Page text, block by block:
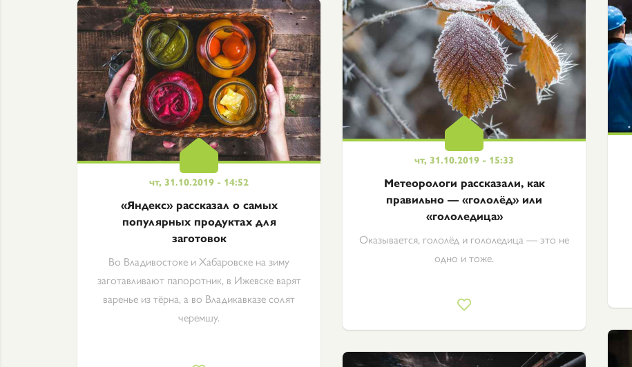
чт, 31.10.2019 - 15:33
Метеорологи рассказали, как
правильно — «гололёд» или
«гололедица»
Оказывается, гололёд и гололедица — это не
одно и тоже.
чт, 31.10.2019 - 14:52
«Яндекс» рассказал о самых
популярных продуктах для
заготовок
Во Владивостоке и Хабаровске на зиму
заготавливают папоротник, в Ижевске варят
варенье из тёрна, а во Владикавказе солят
черемшу.